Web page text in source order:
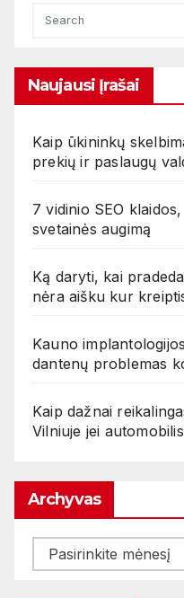
Naujausi Įrašai
Kaip ūkininkų
prekių ir paslaugų
7 vidinio SEO
svetainės augimą
Ką daryti, kai
nėra aišku kur
Kauno
dantenų problemas
Kaip dažnai
Vilniuje jei
Archyvas
Archyvas